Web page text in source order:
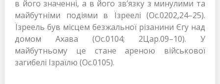
в його значенні, а в його зв’язку з минулими та
майбутніми подіями в Їзреелі (Ос.0202,24–25).
Їзреель був місцем безжальної різанини Єгу над
домом Ахава (Ос.0104; 2Цар.09–10). У
майбутньому це стане ареною військової
загибелі Ізраїлю (Ос.0105).